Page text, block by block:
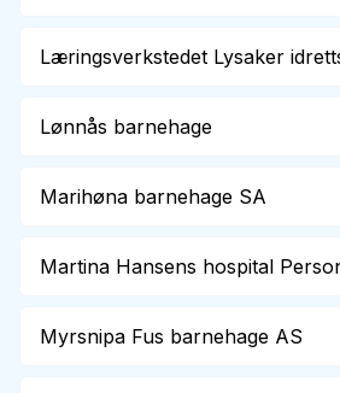
Læringsverkstedet Lysaker
Lønnås barnehage
Marihøna barnehage SA
Martina Hansens hospital
Myrsnipa Fus barnehage AS